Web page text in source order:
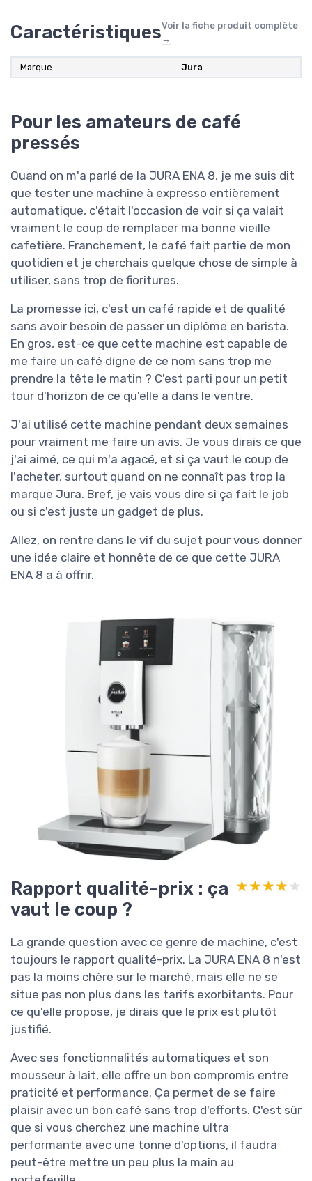
CaractéristiquesVoir la fiche produit complète
→
Marque ‎Jura
Pour les amateurs de café
pressés
Quand on m'a parlé de la JURA ENA 8, je me suis dit
que tester une machine à expresso entièrement
automatique, c'était l'occasion de voir si ça valait
vraiment le coup de remplacer ma bonne vieille
cafetière. Franchement, le café fait partie de mon
quotidien et je cherchais quelque chose de simple à
utiliser, sans trop de fioritures.
La promesse ici, c'est un café rapide et de qualité
sans avoir besoin de passer un diplôme en barista.
En gros, est-ce que cette machine est capable de
me faire un café digne de ce nom sans trop me
prendre la tête le matin ? C'est parti pour un petit
tour d'horizon de ce qu'elle a dans le ventre.
J'ai utilisé cette machine pendant deux semaines
pour vraiment me faire un avis. Je vous dirais ce que
j'ai aimé, ce qui m'a agacé, et si ça vaut le coup de
l'acheter, surtout quand on ne connaît pas trop la
marque Jura. Bref, je vais vous dire si ça fait le job
ou si c'est juste un gadget de plus.
Allez, on rentre dans le vif du sujet pour vous donner
une idée claire et honnête de ce que cette JURA
ENA 8 a à offrir.
Rapport qualité-prix : ça
vaut le coup ?
★★★★★
★★★★★
La grande question avec ce genre de machine, c'est
toujours le rapport qualité-prix. La JURA ENA 8 n'est
pas la moins chère sur le marché, mais elle ne se
situe pas non plus dans les tarifs exorbitants. Pour
ce qu'elle propose, je dirais que le prix est plutôt
justifié.
Avec ses fonctionnalités automatiques et son
mousseur à lait, elle offre un bon compromis entre
praticité et performance. Ça permet de se faire
plaisir avec un bon café sans trop d'efforts. C'est sûr
que si vous cherchez une machine ultra
performante avec une tonne d'options, il faudra
peut-être mettre un peu plus la main au